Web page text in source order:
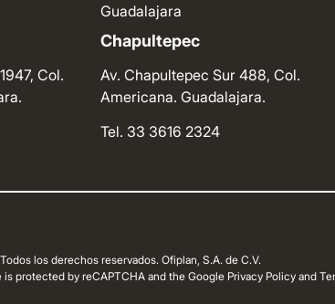
Col.
Guadalajara
Chapultepec
Av. Chapultepec Sur 488, Col.
Americana. Guadalajara.
Tel. 33 3616 2324
los derechos reservados. Ofiplan, S.A. de C.V.
is protected by reCAPTCHA and the Google Privacy Policy and